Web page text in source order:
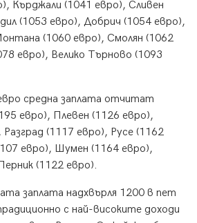
Кърджали (1041 евро), Сливен
(1053 евро), Добрич (1054 евро),
(1060 евро), Смолян (1062
евро), Велико Търново (1093
средна заплата отчитат
евро), Плевен (1126 евро),
(1117 евро), Русе (1162
евро), Шумен (1164 евро),
(1122 евро).
заплата надхвърля 1200 в пет
с най-високите доходи